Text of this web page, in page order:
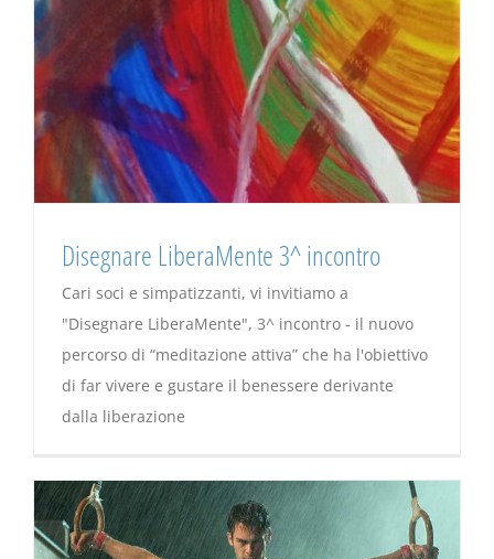
Disegnare LiberaMente 3^ incontro
Cari soci e simpatizzanti, vi invitiamo a
"Disegnare LiberaMente", 3^ incontro - il nuovo
percorso di “meditazione attiva” che ha l'obiettivo
di far vivere e gustare il benessere derivante
dalla liberazione